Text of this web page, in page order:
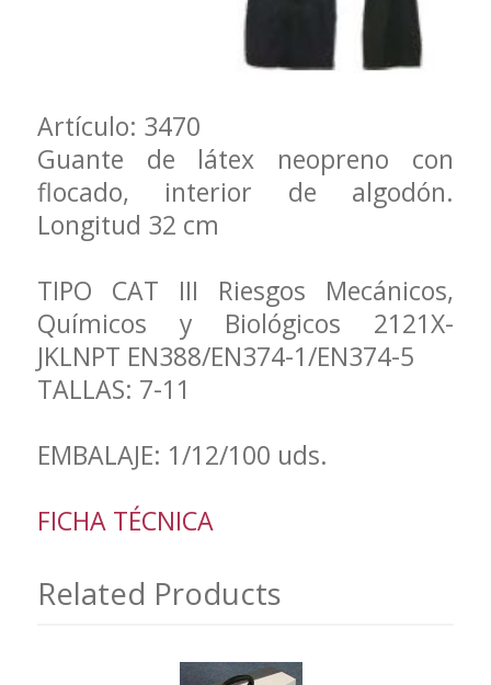
Artículo: 3470
Guante de látex neopreno con
flocado, interior de algodón.
Longitud 32 cm
TIPO CAT III Riesgos Mecánicos,
Químicos y Biológicos 2121X-
JKLNPT EN388/EN374-1/EN374-5
TALLAS: 7-11
EMBALAJE: 1/12/100 uds.
FICHA TÉCNICA
Related Products